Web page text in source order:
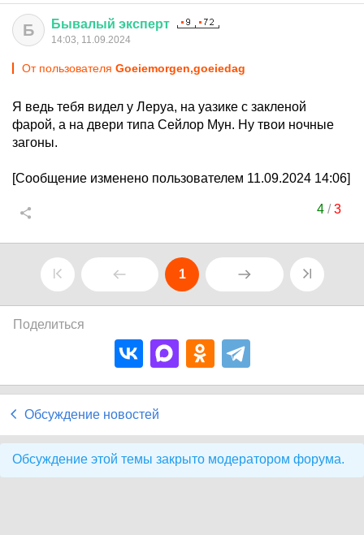
Б Бывалый эксперт
14:03, 11.09.2024
От пользователя Goeiemorgen,goeiedag
Я ведь тебя видел у Леруа, на уазике с закленой
фарой, а на двери типа Сейлор Мун. Ну твои ночные
загоны.
[Сообщение изменено пользователем 11.09.2024 14:06]
4/3
1
Поделиться
Обсуждение новостей
Обсуждение этой темы закрыто модератором форума.